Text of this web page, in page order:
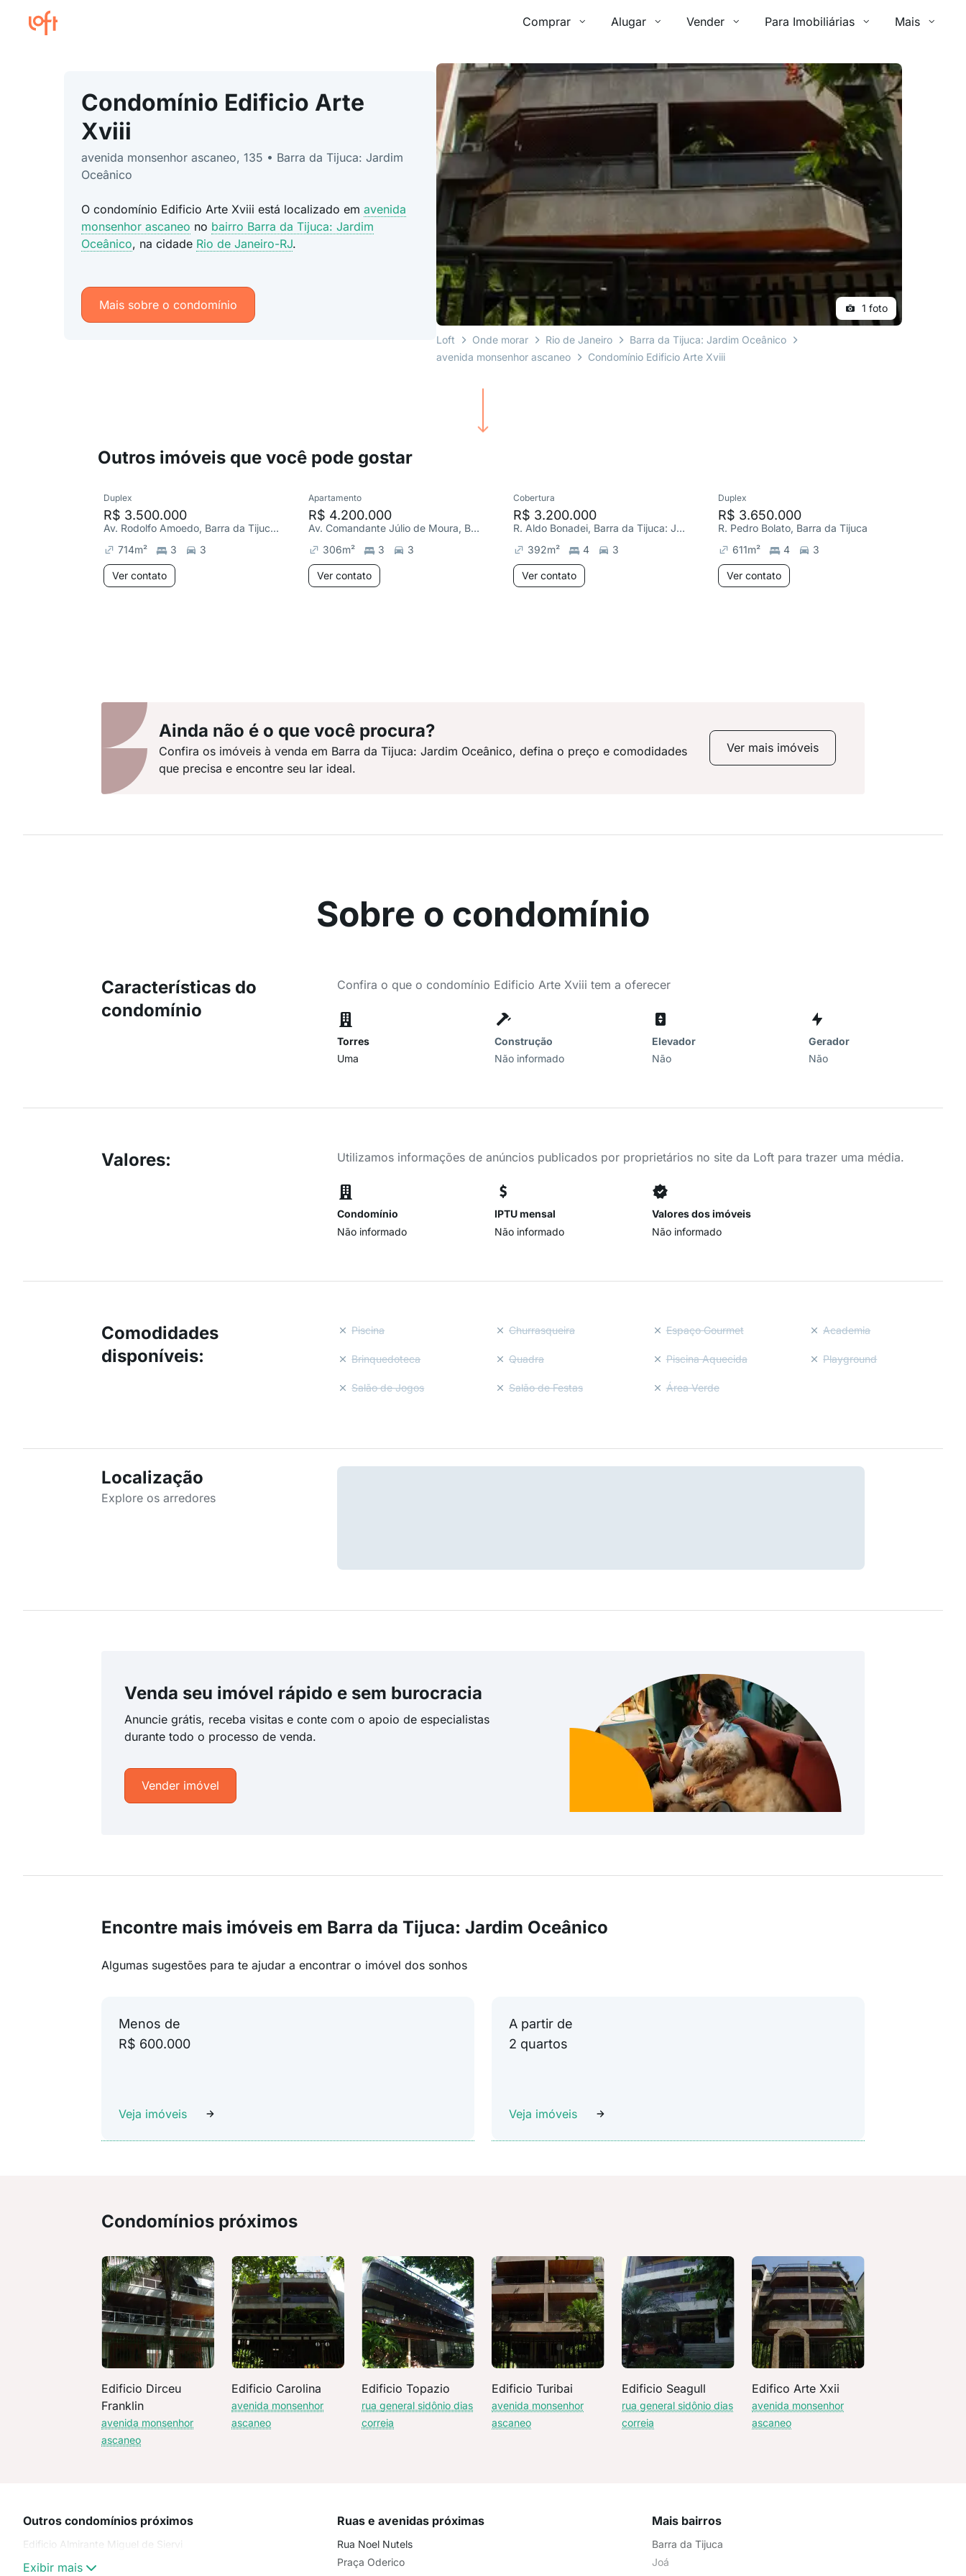
Comprar Alugar Vender Para Imobiliárias Mais
Condomínio Edificio Arte
Xviii
avenida monsenhor ascaneo, 135 • Barra da Tijuca: Jardim
Oceânico
O condomínio Edificio Arte Xviii está localizado em avenida
monsenhor ascaneo no bairro Barra da Tijuca: Jardim
Oceânico, na cidade Rio de Janeiro-RJ.
Mais sobre o condomínio 1 foto
Loft Onde morar Rio de Janeiro
Barra da Tijuca: Jardim Oceânico
avenida monsenhor ascaneo
Condomínio Edificio Arte Xviii
Outros imóveis que você pode gostar
Duplex
R$ 3.500.000
Av. Rodolfo Amoedo, Barra da Tijuca: Jardim Oceânico
714m² 3 3
Ver contato
Apartamento
R$ 4.200.000
Av. Comandante Júlio de Moura, Barra da Tijuca
306m² 3 3
Ver contato
Cobertura
R$ 3.200.000
R. Aldo Bonadei, Barra da Tijuca: Jardim Oceânico
392m² 4 3
Ver contato
Duplex
R$ 3.650.000
611m² 4 3
Ver contato
Ainda não é o que você procura?
Confira os imóveis à venda em Barra da Tijuca: Jardim Oceânico, defina o preço e comodidades
que precisa e encontre seu lar ideal.
Ver mais imóveis
Sobre o condomínio
Características do
condomínio
Confira o que o condomínio Edificio Arte Xviii tem a oferecer
Torres
Uma
Construção
Não informado
Elevador
Não
Gerador
Não
Valores: Utilizamos informações de anúncios publicados por proprietários no site da Loft para trazer uma média.
Condomínio
Não informado
IPTU mensal
Não informado
Valores dos imóveis
Não informado
Comodidades
disponíveis:
Piscina Churrasqueira Espaço Gourmet Academia
Brinquedoteca Quadra Piscina Aquecida Playground
Salão de Jogos Salão de Festas Área Verde
Localização
Explore os arredores
Venda seu imóvel rápido e sem burocracia
Anuncie grátis, receba visitas e conte com o apoio de especialistas
durante todo o processo de venda.
Vender imóvel
Encontre mais imóveis em Barra da Tijuca: Jardim Oceânico
Algumas sugestões para te ajudar a encontrar o imóvel dos sonhos
Menos de
R$ 600.000
Veja imóveis
A partir de
2 quartos
Veja imóveis
Condomínios próximos
Edificio Dirceu
Franklin
avenida monsenhor
ascaneo
Edificio Carolina
avenida monsenhor
ascaneo
Edificio Topazio
rua general sidônio dias
correia
Edificio Turibai
avenida monsenhor
ascaneo
Edificio Seagull
rua general sidônio dias
correia
Edifico Arte Xxii
avenida monsenhor
ascaneo
Outros condomínios próximos
Edificio Almirante Miguel de Siervi
Exibir mais
Ruas e avenidas próximas
Rua Noel Nutels
Praça Oderico
Mais bairros
Barra da Tijuca
Joá